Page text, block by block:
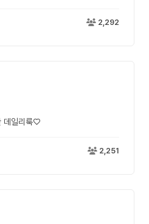
2,292
매일매일 입을수 있는 편안한 데일리룩♡
2,251